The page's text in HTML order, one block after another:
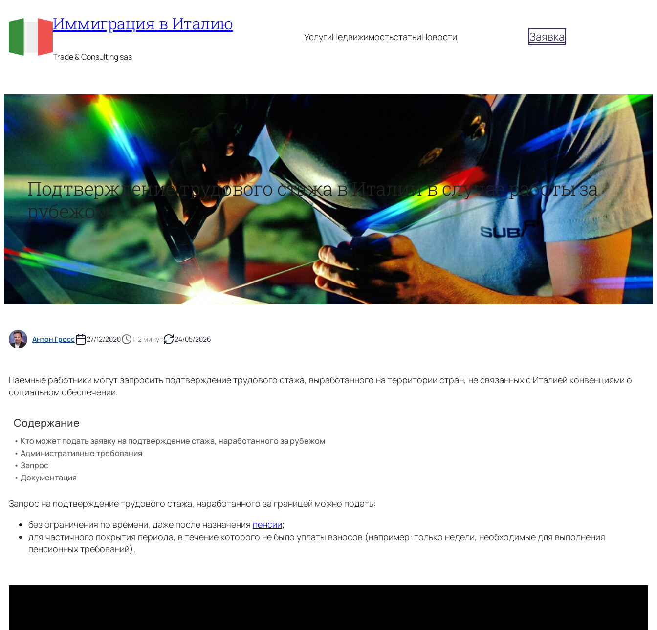
Иммиграция в Италию
Trade & Consulting sas
УслугиНедвижимостьстатьиНовости Заявка
Подтверждение трудового стажа в Италии в случае работы за
рубежом
Антон Гросс 27/12/2020 1-2 минут 24/05/2026
Наемные работники могут запросить подтверждение трудового стажа, выработанного на территории стран, не связанных с Италией конвенциями о
социальном обеспечении.
Содержание
Кто может подать заявку на подтверждение стажа, наработанного за рубежом
Административные требования
Запрос
Документация
Запрос на подтверждение трудового стажа, наработанного за границей можно подать:
без ограничения по времени, даже после назначения пенсии;
для частичного покрытия периода, в течение которого не было уплаты взносов (например: только недели, необходимые для выполнения
пенсионных требований).